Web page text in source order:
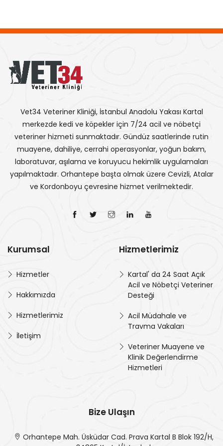
Vet34 Veteriner Kliniği, İstanbul Anadolu Yakası Kartal
merkezde kedi ve köpekler için 7/24 acil ve nöbetçi
veteriner hizmeti sunmaktadır. Gündüz saatlerinde rutin
muayene, dahiliye, cerrahi operasyonlar, yoğun bakım,
laboratuvar, aşılama ve koruyucu hekimlik uygulamaları
yapılmaktadır. Orhantepe başta olmak üzere Cevizli, Atalar
ve Kordonboyu çevresine hizmet verilmektedir.
Kurumsal
Hizmetler
Hakkımızda
Hizmetlerimiz
İletişim
Hizmetlerimiz
Kartal' da 24 Saat Açık
Acil ve Nöbetçi Veteriner
Desteği
Acil Müdahale ve
Travma Vakaları
Veteriner Muayene ve
Klinik Değerlendirme
Hizmetleri
Bize Ulaşın
Orhantepe Mah. Üsküdar Cad. Prava Kartal B Blok 192/H,